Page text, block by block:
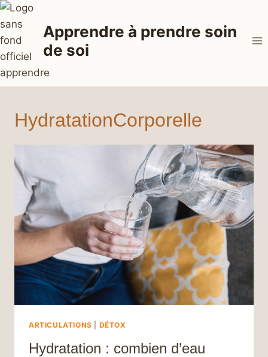
Aller
au
contenu
Apprendre à prendre soin
de soi
HydratationCorporelle
ARTICULATIONS DÉTOX
Hydratation : combien d’eau